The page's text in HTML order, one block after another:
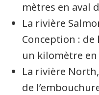
mètres en aval
La rivière
Conception : de
un kilomètre
La rivière North
de